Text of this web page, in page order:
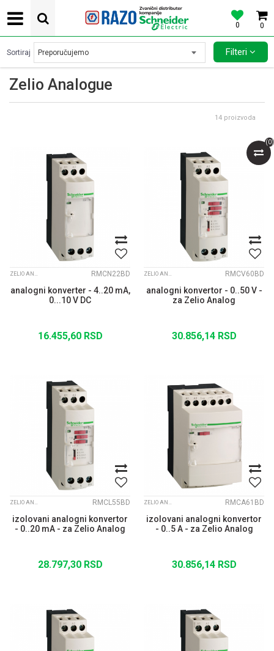
0
0
POVOLJNE CENE AUTOMATSKIH OSIGURACA SCHNEIDER ELECTRIC
(0)
Zelio Analogue
Sortiraj Filteri
14 proizvoda
ZELIO ANALOGUE RMCN22BD
analogni konverter - 4..20 mA,
0...10 V DC
16.455,60 RSD
ZELIO ANALOGUE RMCV60BD
analogni konvertor - 0..50 V -
za Zelio Analog
30.856,14 RSD
ZELIO ANALOGUE RMCL55BD
izolovani analogni konvertor
- 0..20 mA - za Zelio Analog
28.797,30 RSD
ZELIO ANALOGUE RMCA61BD
izolovani analogni konvertor
- 0..5 A - za Zelio Analog
30.856,14 RSD